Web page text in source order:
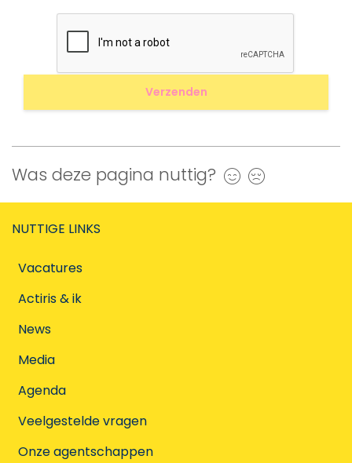
Was deze pagina nuttig? Ja
NUTTIGE LINKS
Vacatures
Actiris & ik
News
Media
Agenda
Veelgestelde vragen
Onze agentschappen